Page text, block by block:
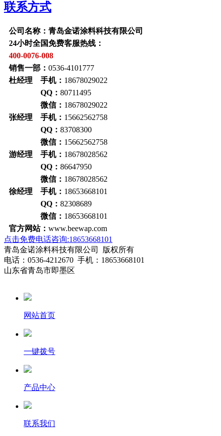
联系方式
公司名称：青岛金诺涂料科技有限公司
24小时全国免费客服热线：
400-0076-008
销售一部： 0536-4101777
杜经理 手机： 18678029022
QQ： 80711495
微信： 18678029022
张经理 手机： 15662562758
QQ： 83708300
微信： 15662562758
游经理 手机： 18678028562
QQ： 86647950
微信： 18678028562
徐经理 手机： 18653668101
QQ： 82308689
微信： 18653668101
官方网站： www.beewap.com
点击免费电话咨询:18653668101
青岛金诺涂料科技有限公司 版权所有
电话：0536-4212670 手机：18653668101
山东省青岛市即墨区
网站首页
一键拨号
产品中心
联系我们